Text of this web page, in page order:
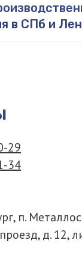
в СПб и
29
34
п.
д. 12,